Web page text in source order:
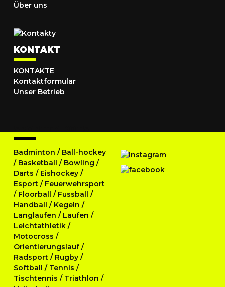
Über uns
KONTAKT
KONTAKTE
Kontaktformular
Unser Betrieb
SPORTTRIKOTS
Badminton / Ball-hockey
/ Basketball / Bowling /
Darts / Eishockey /
Esport / Feuerwehrsport
/ Floorball / Fussball /
Handball / Kegeln /
Langlaufen / Laufen /
Leichtathletik /
Motocross /
Orientierungslauf/
Radsport / Rugby /
Softball / Tennis /
Tischtennis / Triathlon /